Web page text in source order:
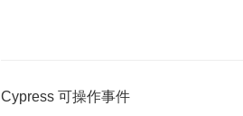
Cypress 可操作事件